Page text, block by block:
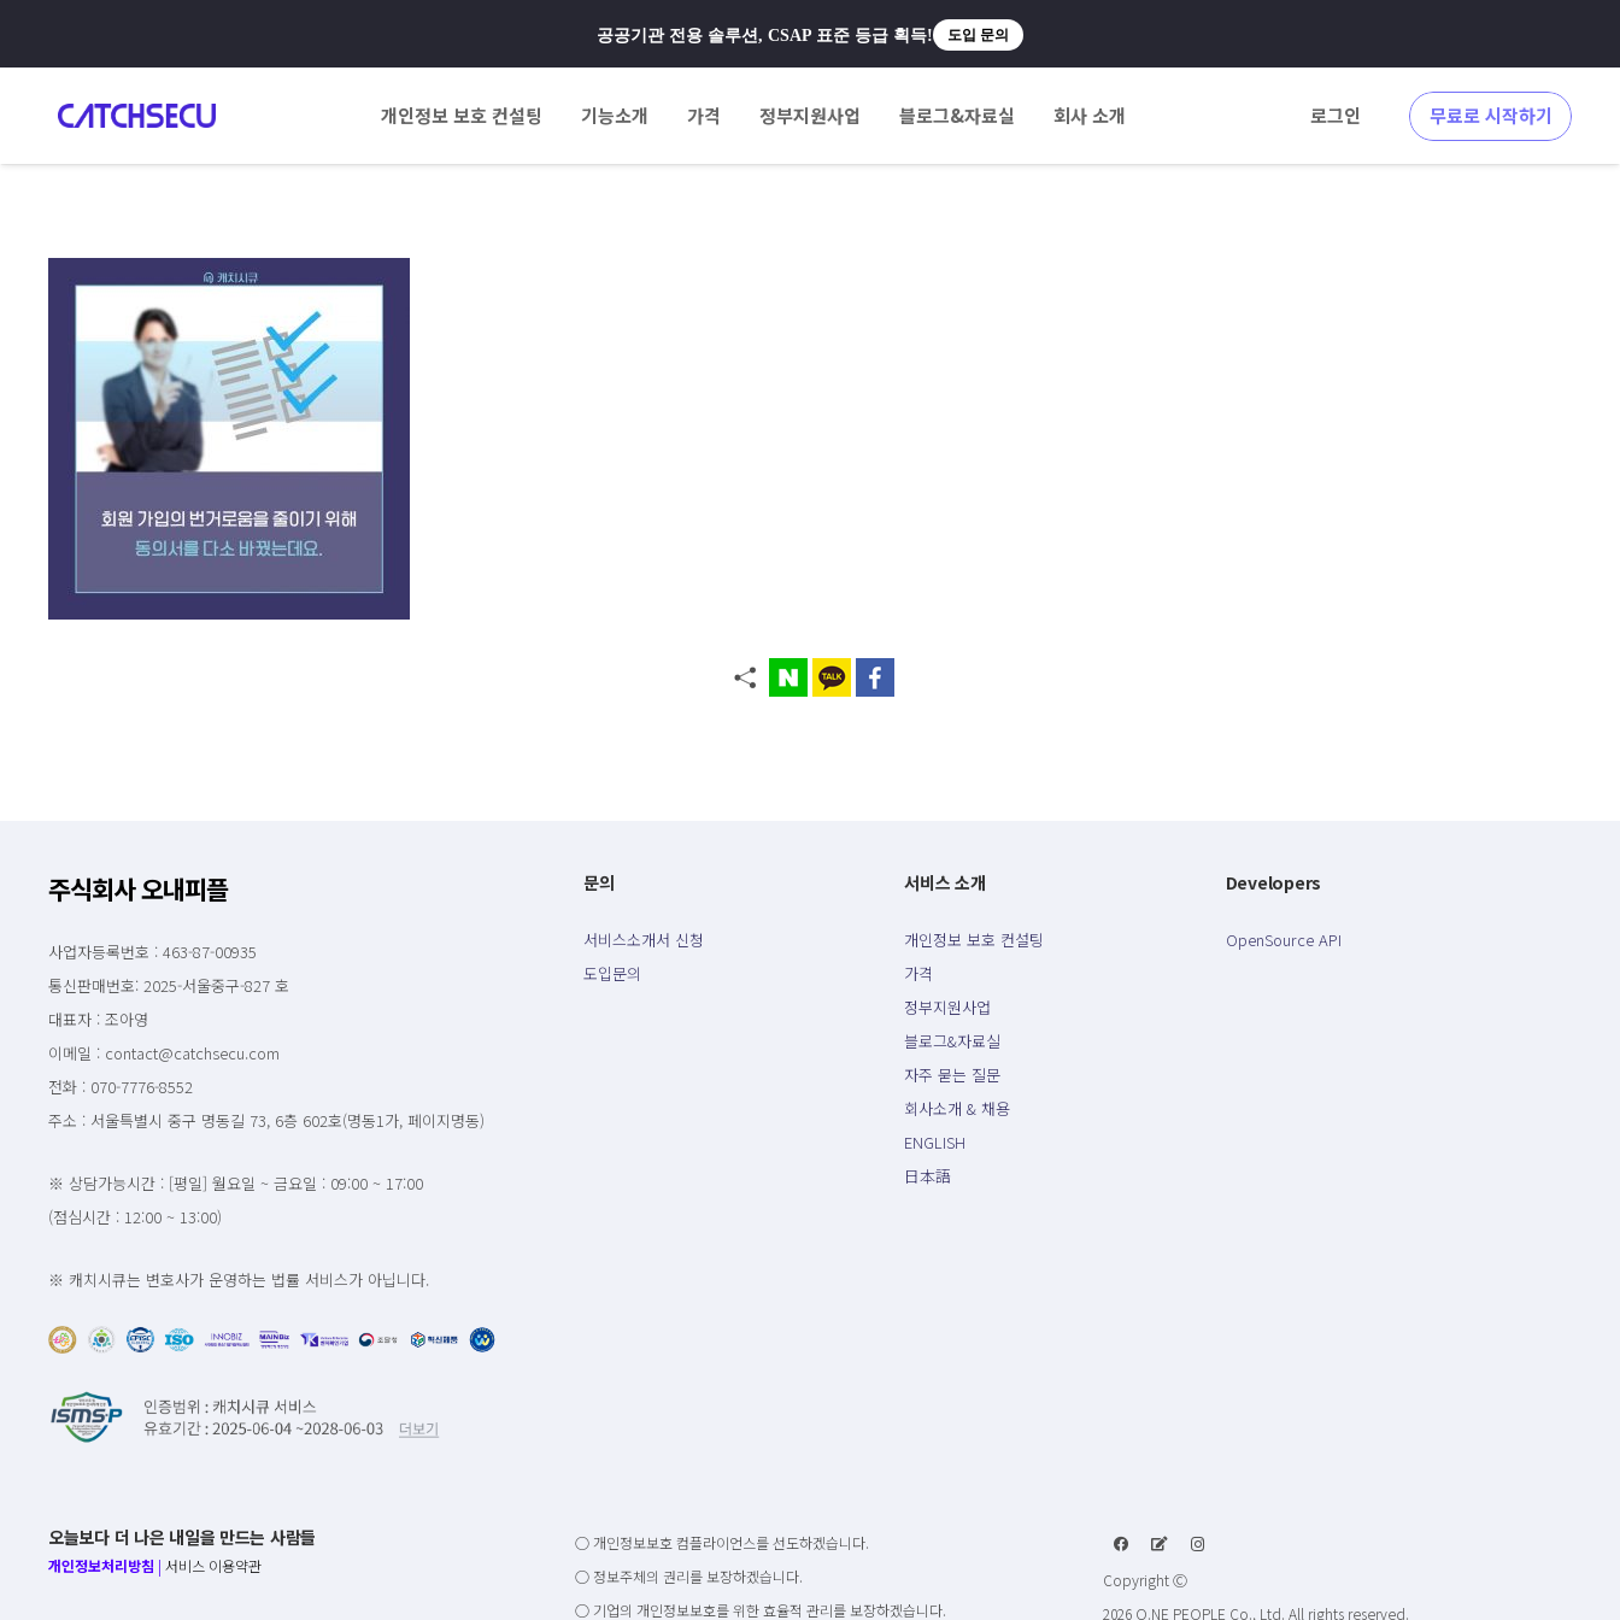
공공기관 전용 솔루션, CSAP 표준 등급 획득! 도입 문의
개인정보 보호 컨설팅 기능소개 가격 정부지원사업 블로그&자료실 회사 소개 로그인 무료로 시작하기
주식회사 오내피플
사업자등록번호 : 463-87-00935
통신판매번호: 2025-서울중구-827 호
대표자 : 조아영
이메일 : contact@catchsecu.com
전화 : 070-7776-8552
주소 : 서울특별시 중구 명동길 73, 6층 602호(명동1가, 페이지명동)
※ 상담가능시간 : [평일] 월요일 ~ 금요일 : 09:00 ~ 17:00
(점심시간 : 12:00 ~ 13:00)
※ 캐치시큐는 변호사가 운영하는 법률 서비스가 아닙니다.
문의
서비스소개서 신청
도입문의
서비스 소개
개인정보 보호 컨설팅
가격
정부지원사업
블로그&자료실
자주 묻는 질문
회사소개 & 채용
ENGLISH
日本語
Developers
OpenSource API
오늘보다 더 나은 내일을 만드는 사람들
개인정보처리방침 | 서비스 이용약관
○ 개인정보보호 컴플라이언스를 선도하겠습니다.
○ 정보주체의 권리를 보장하겠습니다.
○ 기업의 개인정보보호를 위한 효율적 관리를 보장하겠습니다.
Copyright Ⓒ
2026 O.NE PEOPLE Co., Ltd. All rights reserved.